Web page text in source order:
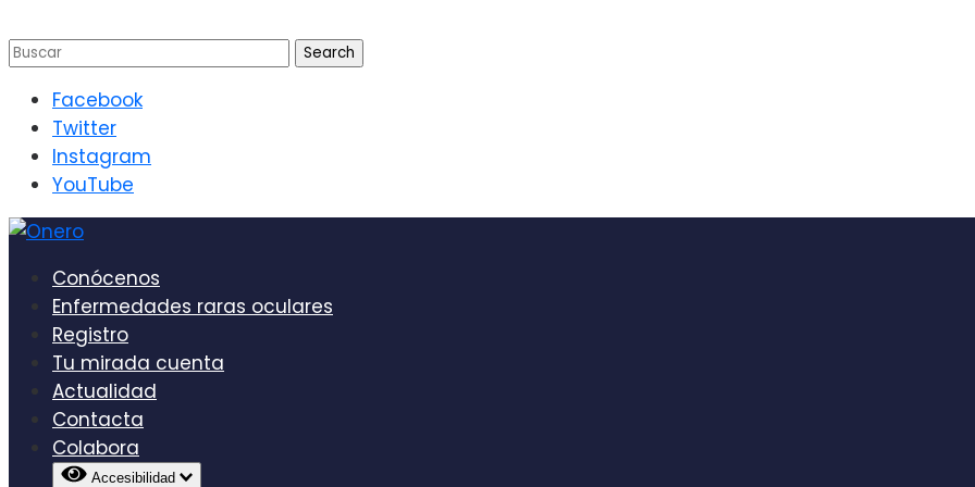
Facebook
Twitter
Instagram
YouTube
Conócenos
Enfermedades raras oculares
Registro
Tu mirada cuenta
Actualidad
Contacta
Colabora
Accesibilidad